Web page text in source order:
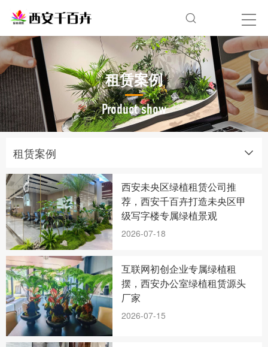
租赁案例
Product show
租赁案例
西安未央区绿植租赁公司推
荐，西安千百卉打造未央区甲
级写字楼专属绿植景观
2026-07-18
互联网初创企业专属绿植租
摆，西安办公室绿植租赁源头
厂家
2026-07-15